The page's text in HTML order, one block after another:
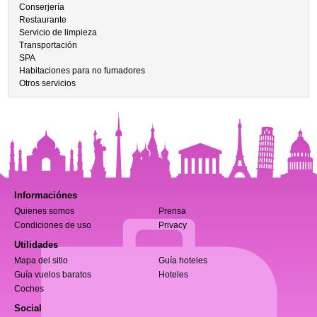
Conserjería
Restaurante
Servicio de limpieza
Transportación
SPA
Habitaciones para no fumadores
Otros servicios
Informaciónes
Quienes somos
Prensa
Condiciones de uso
Privacy
Utilidades
Mapa del sitio
Guía hoteles
Guía vuelos baratos
Hoteles
Coches
Social